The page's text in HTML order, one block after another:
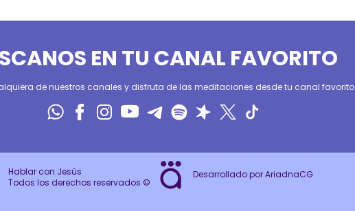
EN TU CANAL FAVORITO
de nuestros canales y disfruta de las meditaciones desde tu canal favorito
Hablar con Jesús
Todos los derechos reservados ©
Desarrollado por AriadnaCG